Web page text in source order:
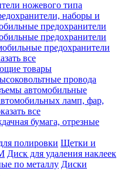
ножевого типа
наборы и
предохранители
предохранители
предохранители
все
товары
провода
автомобильные
ламп, фар,
все
бумага, отрезные
полировки Щетки и
Диск для удаления наклеек
по металлу Диски